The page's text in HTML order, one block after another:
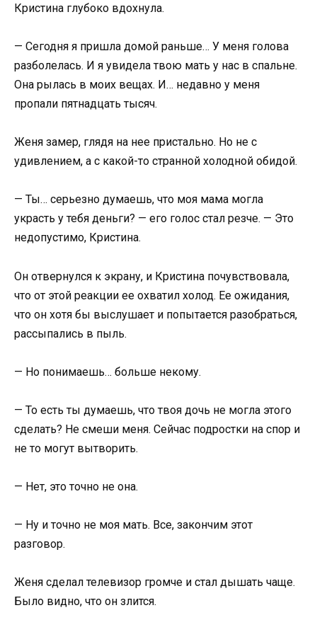
Кристина глубоко вдохнула.
— Сегодня я пришла домой раньше… У меня голова
разболелась. И я увидела твою мать у нас в спальне.
Она рылась в моих вещах. И… недавно у меня
пропали пятнадцать тысяч.
Женя замер, глядя на нее пристально. Но не с
удивлением, а с какой-то странной холодной обидой.
— Ты… серьезно думаешь, что моя мама могла
украсть у тебя деньги? — его голос стал резче. — Это
недопустимо, Кристина.
Он отвернулся к экрану, и Кристина почувствовала,
что от этой реакции ее охватил холод. Ее ожидания,
что он хотя бы выслушает и попытается разобраться,
рассыпались в пыль.
— Но понимаешь… больше некому.
— То есть ты думаешь, что твоя дочь не могла этого
сделать? Не смеши меня. Сейчас подростки на спор и
не то могут вытворить.
— Нет, это точно не она.
— Ну и точно не моя мать. Все, закончим этот
разговор.
Женя сделал телевизор громче и стал дышать чаще.
Было видно, что он злится.